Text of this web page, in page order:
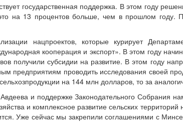
государственная поддержка. В этом году
на 13 процентов больше, чем в прошлом году.
нацпроектов, которые курирует
кооперация и экспорт». В этом году
получили субсидии на развитие. В этом году
предприятиям проводить исследования своей
на 144 млн долларов, то за
и поддержке Законодательного Собрания
и комплексное развитие сельских
Уже сейчас мы закрепили соглашениями с